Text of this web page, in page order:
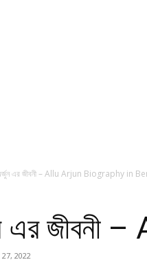
এর জীবনী – Allu Arjun Biography in
এর জীবনী
2022